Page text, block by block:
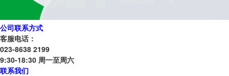
公司联系方式
客服电话：
023-8638 2199
9:30-18:30 周一至周六
联系我们